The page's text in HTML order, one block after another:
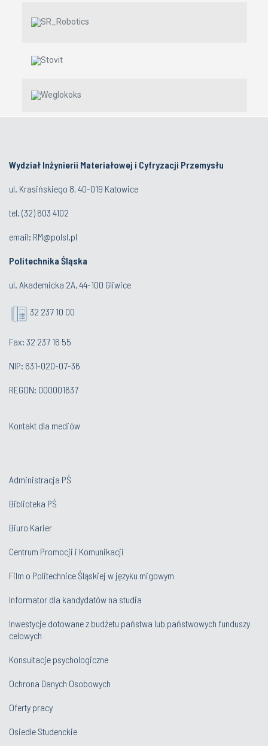
Wydział Inżynierii Materiałowej i Cyfryzacji Przemysłu
ul. Krasińskiego 8, 40-019 Katowice
tel. (32) 603 4102
email: RM@polsl.pl
Politechnika Śląska
ul. Akademicka 2A, 44-100 Gliwice
32 237 10 00
Fax: 32 237 16 55
NIP: 631-020-07-36
REGON: 000001637
Kontakt dla mediów
Administracja PŚ
Biblioteka PŚ
Biuro Karier
Centrum Promocji i Komunikacji
Film o Politechnice Śląskiej w języku migowym
Informator dla kandydatów na studia
Inwestycje dotowane z budżetu państwa lub państwowych funduszy
celowych
Konsultacje psychologiczne
Ochrona Danych Osobowych
Oferty pracy
Osiedle Studenckie